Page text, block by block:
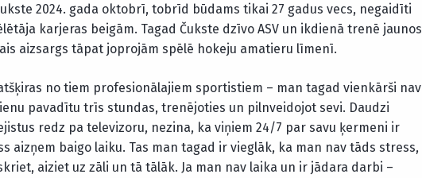
2024. gada oktobrī, tobrīd būdams tikai 27 gadus vecs, negaidīti
karjeras beigām. Tagad Čukste dzīvo ASV un ikdienā trenē jaunos
aizsargs tāpat joprojām spēlē hokeju amatieru līmenī.
no tiem profesionālajiem sportistiem – man tagad vienkārši nav
pavadītu trīs stundas, trenējoties un pilnveidojot sevi. Daudzi
redz pa televizoru, nezina, ka viņiem 24/7 par savu ķermeni ir
aizņem baigo laiku. Tas man tagad ir vieglāk, ka man nav tāds stress,
aiziet uz zāli un tā tālāk. Ja man nav laika un ir jādara darbi –